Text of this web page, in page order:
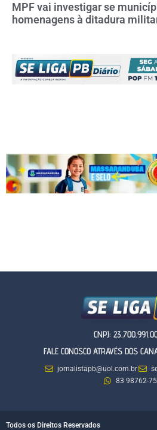
MPF vai investigar se
homenagens à ditadura
CNPJ:
FALE CONOSCO ATRAVÉS DOS
jornalistapb@uol.com.br
83 98762-
Todos os Direitos Reservados